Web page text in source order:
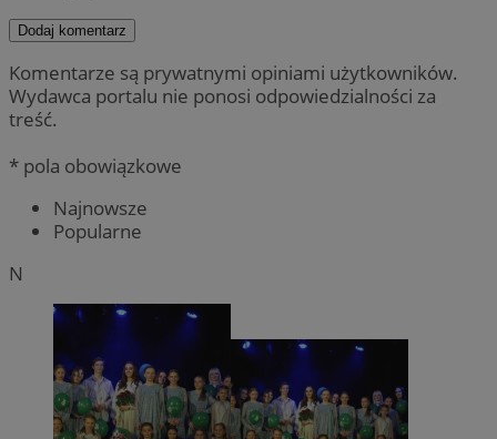
Dodaj komentarz
Komentarze są prywatnymi opiniami użytkowników.
Wydawca portalu nie ponosi odpowiedzialności za
treść.
* pola obowiązkowe
Najnowsze
Popularne
N